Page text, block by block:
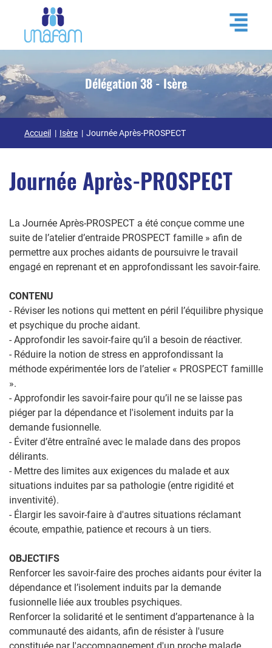
Délégation 38 - Isère
Accueil Isère Journée Après-PROSPECT
Journée Après-PROSPECT
La Journée Après-PROSPECT a été conçue comme une
suite de l’atelier d’entraide PROSPECT famille » afin de
permettre aux proches aidants de poursuivre le travail
engagé en reprenant et en approfondissant les savoir-faire.
CONTENU
- Réviser les notions qui mettent en péril l’équilibre physique
et psychique du proche aidant.
- Approfondir les savoir-faire qu’il a besoin de réactiver.
- Réduire la notion de stress en approfondissant la
méthode expérimentée lors de l’atelier « PROSPECT famillle
».
- Approfondir les savoir-faire pour qu’il ne se laisse pas
piéger par la dépendance et l'isolement induits par la
demande fusionnelle.
- Éviter d’être entraîné avec le malade dans des propos
délirants.
- Mettre des limites aux exigences du malade et aux
situations induites par sa pathologie (entre rigidité et
inventivité).
- Élargir les savoir-faire à d'autres situations réclamant
écoute, empathie, patience et recours à un tiers.
OBJECTIFS
Renforcer les savoir-faire des proches aidants pour éviter la
dépendance et l’isolement induits par la demande
fusionnelle liée aux troubles psychiques.
Renforcer la solidarité et le sentiment d’appartenance à la
communauté des aidants, afin de résister à l'usure
constituée par l'accompagnement d'un proche malade.